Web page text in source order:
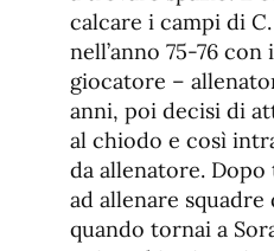
calcare i campi di
nell’anno 75-76
giocatore –
anni, poi decisi di
al chiodo e così
da allenatore.
ad allenare
quando tornai a